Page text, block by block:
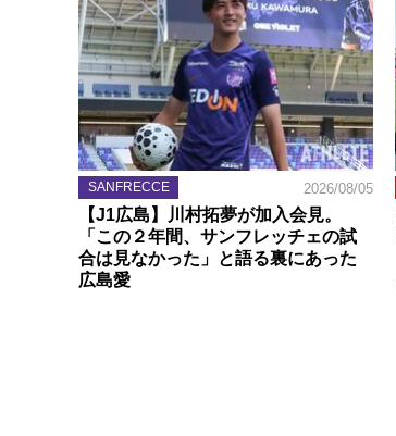
SANFRECCE 2026/08/05
【J1広島】川村拓夢が加入会見。
「この２年間、サンフレッチェの試
合は見なかった」と語る裏にあった
広島愛